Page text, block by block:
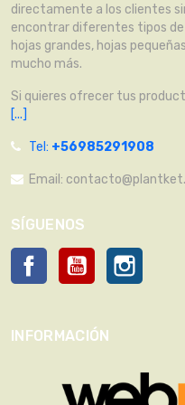
directamente a los clientes
encontrar diferentes tipos
hojas grandes, hojas
mucho más.
Si quieres ofrecer tus
[...]
Tel: +56985291908
Email:
SÍGUENOS
Facebook YouTube
INFORMACIÓN